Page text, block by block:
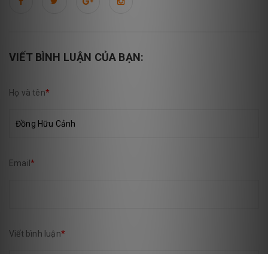
VIẾT BÌNH LUẬN CỦA BẠN:
Họ và tên*
Email *
Viết bình luận*